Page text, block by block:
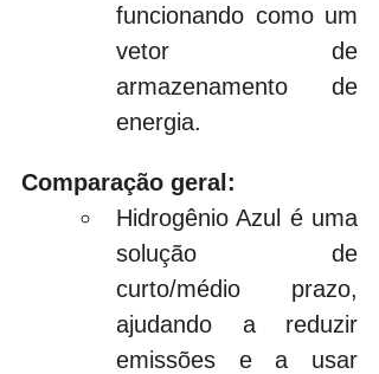
funcionando como um
vetor de
armazenamento de
energia.
Comparação geral:
Hidrogênio Azul é uma
solução de
curto/médio prazo,
ajudando a reduzir
emissões e a usar